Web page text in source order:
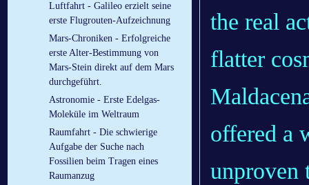
Luftfahrt - Galileo erzielt seine
erste Flugrouten-Aufzeichnung
Mars-Chroniken - Erfolgreiche
erste Alter-Bestimmung von
Mars-Stein direkt auf dem Mars
durchgeführt.
Astronomie - Erste Edelgas-
Moleküle im Weltraum
Raumfahrt - Die schwierige
Aufgabe der Suche nach
Fossilien beim Tragen eines
Raumanzug
the real
flatter
offered a